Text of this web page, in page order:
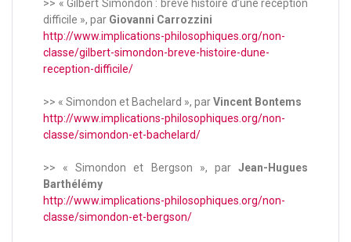
>> « Gilbert Simondon : brève histoire d’une réception
difficile », par Giovanni Carrozzini
http://www.implications-philosophiques.org/non-
classe/gilbert-simondon-breve-histoire-dune-
reception-difficile/
>> « Simondon et Bachelard », parVincent Bontems
http://www.implications-philosophiques.org/non-
classe/simondon-et-bachelard/
>> « Simondon et Bergson », par Jean-Hugues
Barthélémy
http://www.implications-philosophiques.org/non-
classe/simondon-et-bergson/